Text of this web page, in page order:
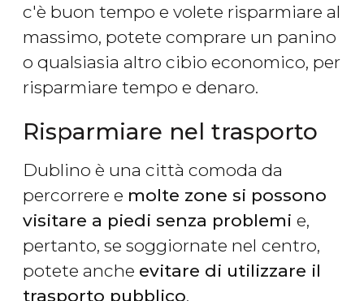
c'è buon tempo e volete risparmiare al
massimo, potete comprare un panino
o qualsiasia altro cibio economico, per
risparmiare tempo e denaro.
Risparmiare nel trasporto
Dublino è una città comoda da
percorrere e molte zone si possono
visitare a piedi senza problemi e,
pertanto, se soggiornate nel centro,
potete anche evitare di utilizzare il
trasporto pubblico.